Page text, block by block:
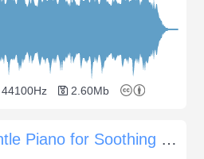
44100Hz 2.60Mb
Universfield - Gentle Piano for Soothing Background Ambience